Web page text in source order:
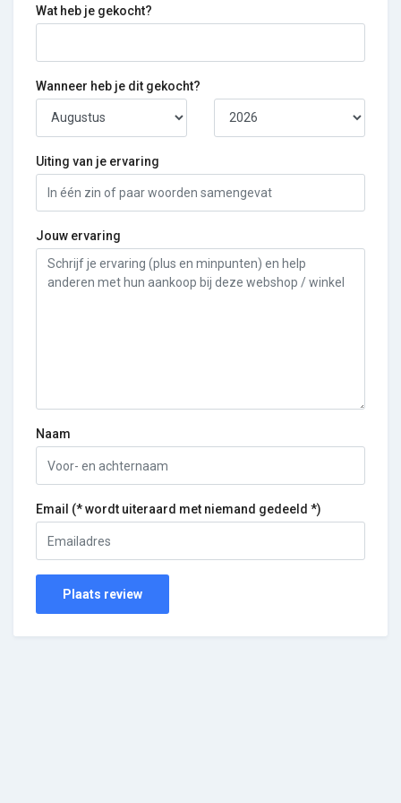
Wat heb je gekocht?
Wanneer heb je dit gekocht?
Uiting van je ervaring
Jouw ervaring
Naam
Email (* wordt uiteraard met niemand gedeeld *)
Plaats review